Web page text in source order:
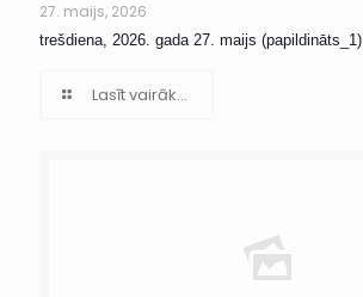
27. maijs, 2026
trešdiena, 2026. gada 27. maijs (papildināts_1)
Lasīt vairāk...